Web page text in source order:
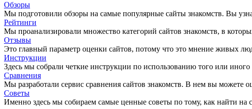
Обзоры
Мы подготовили обзоры на самые популярные сайты знакомств. Вы
Рейтинги
Мы проанализировали множество категорий сайтов знакомств, в
Отзывы
Это главный параметр оценки сайтов, потому что это мнение живых
Инструкции
Здесь мы собрали четкие инструкции по использованию того или
Сравнения
Мы разработали сервис сравнения сайтов знакомств. В нем вы
Советы
Именно здесь мы собираем самые ценные советы по тому, как найти на